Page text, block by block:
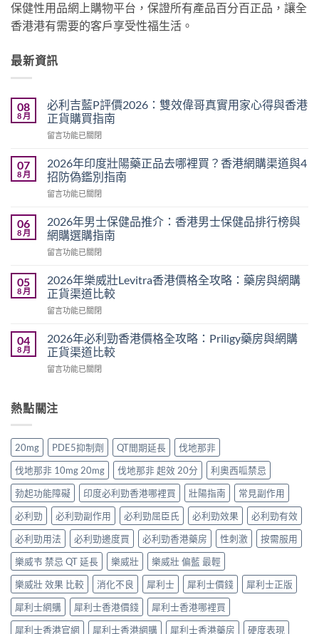
保健性用品網上購物平台，保證所有產品百分百正品，讓全
香港港有需要的客戶享受性福生活。
最新資訊
08
8 月
必利吉藍P評價2026：雙效偉哥真實用家心得與香港
正貨購買指南
在
利
吉
藍
P
價
2026：
雙
效
哥
真
用
心
得
與
正
貨
買
指
南〉
中
留言功能已關閉
07
8 月
2026年印度壯陽藥正品去哪裡買？香港網購渠道與4
招防偽鑑別指南
在
年
印
度
壯
藥
正
品
去
裡
買？
港
渠
招
防
偽
鑑
別
南〉
中
留言功能已關閉
06
8 月
2026年男士保健品推介：香港男士保健品排行榜與
網購選購指南
在
年
男
士
保
品
推
介：
香
士
品
排
行
榜
與
網
選
購
指
南〉
中
留言功能已關閉
05
8 月
2026年樂威壯Levitra香港價格全攻略：藥房與網購
正貨渠道比較
在
年
樂
威
壯
港
全
攻
略：
藥
房
與
購
正
貨
渠
道
比
較〉
中
留言功能已關閉
04
8 月
2026年必利勁香港價格全攻略：Priligy藥房與網購
正貨渠道比較
在
必
利
香
港
價
格
全
攻
略：
Priligy
藥
房
與
網
購
正
貨
渠
留言功能已關閉
熱點關注
20mg PDE5抑制劑 QT間期延長
伐地那非
伐地那非 10mg 20mg
伐地那非 起效 20分
利奧西呱禁忌
勃起功能障礙
印度必利勁香港哪裡買 壯陽指南
常見副作用
必利勁
必利勁副作用 必利勁屈臣氏 必利勁效果
必利勁有效
必利勁用法
必利勁邊度買 必利勁香港藥房 性刺激
按需服用
樂威壭 禁忌 QT 延長
樂威壯
樂威壯 偏藍 最輕
樂威壯 效果 比較
消化不良 犀利士 犀利士價錢
犀利士正版
犀利士網購
犀利士香港價錢
犀利士香港哪裡買
犀利士香港官網
犀利士香港網購 犀利士香港藥房 硬度表現